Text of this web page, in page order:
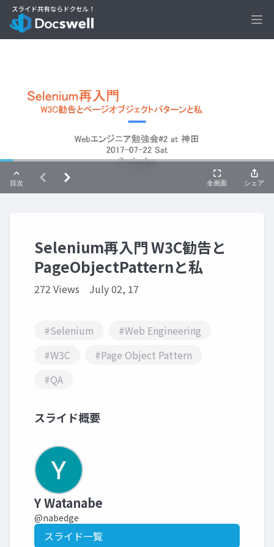
Selenium再入門 W3C勧告と
PageObjectPatternと私
272 Views July 02, 17
#Selenium
#Web Engineering
#W3C
#Page Object Pattern
#QA
スライド概要
Y Watanabe
@nabedge
スライド一覧